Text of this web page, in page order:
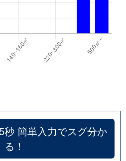
秒 簡単入力でスグ分か
る！